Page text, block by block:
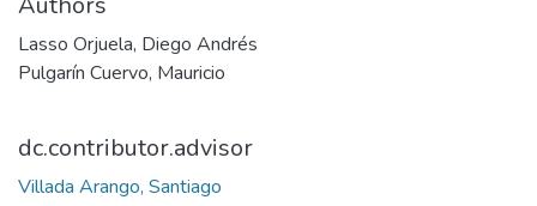
Lasso Orjuela, Diego Andrés
Pulgarín Cuervo, Mauricio
dc.contributor.advisor
Villada Arango, Santiago